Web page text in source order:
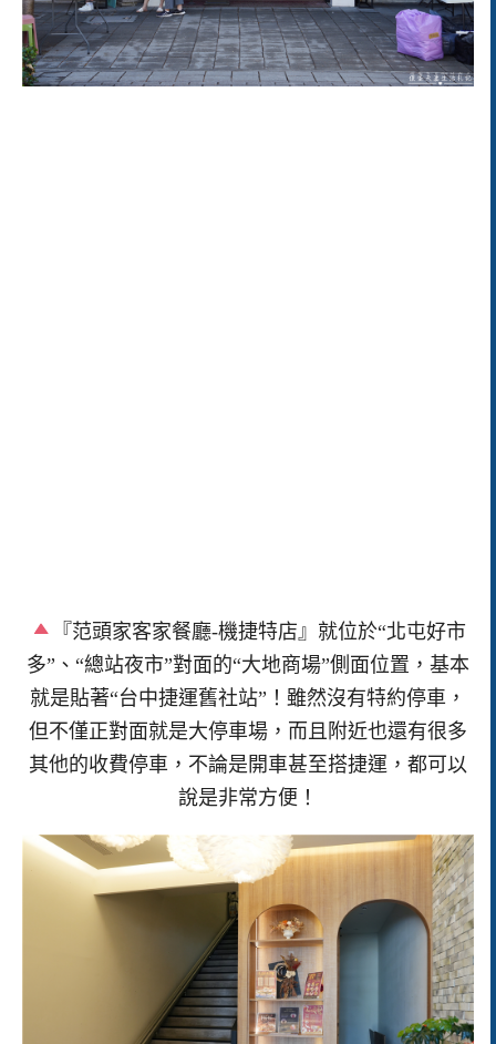
『范頭家客家餐廳-機捷特店』就位於“北屯好市
多”、“總站夜市”對面的“大地商場”側面位置，基本
就是貼著“台中捷運舊社站”！雖然沒有特約停車，
但不僅正對面就是大停車場，而且附近也還有很多
其他的收費停車，不論是開車甚至搭捷運，都可以
說是非常方便！